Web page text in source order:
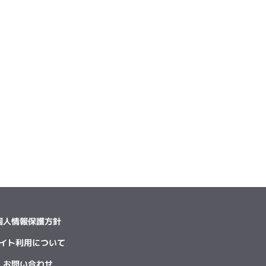
人情報保護方針
ト利用について
お問い合わせ